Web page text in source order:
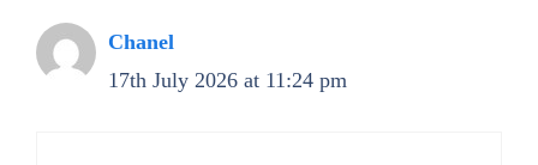
Chanel
17th July 2026 at 11:24 pm